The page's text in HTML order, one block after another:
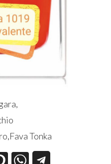
Tonka